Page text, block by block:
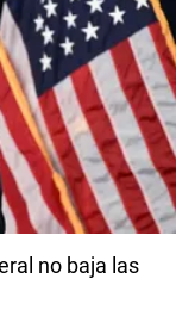
no baja las